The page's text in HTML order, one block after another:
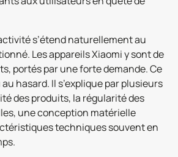
s’étend naturellement au
Les appareils Xiaomi y sont de
portés par une forte demande. Ce
hasard. Il s’explique par plusieurs
des produits, la régularité des
une conception matérielle
techniques souvent en